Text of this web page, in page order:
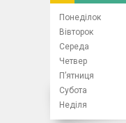
Понеділок
Вівторок
Середа
Четвер
Пʼятниця
Субота
Неділя